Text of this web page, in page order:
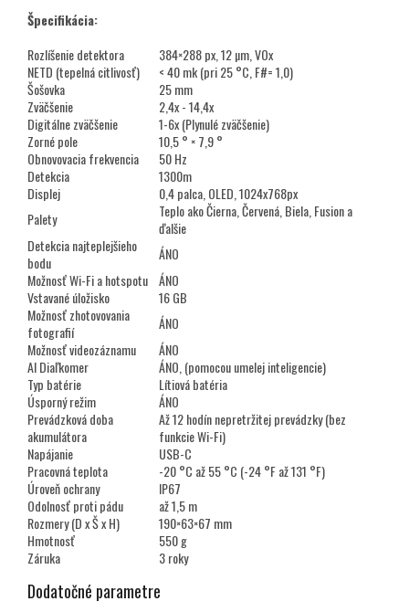
Špecifikácia:
Rozlíšenie detektora
384×288 px, 12 µm, VOx
NETD (tepelná citlivosť)
< 40 mk (pri 25 °C, F#= 1,0)
Šošovka
25 mm
Zväčšenie
2,4x - 14,4x
Digitálne zväčšenie
1-6x (Plynulé zväčšenie)
Zorné pole
10,5 ° × 7,9 °
Obnovovacia frekvencia
50 Hz
Detekcia
1300m
Displej
0,4 palca, OLED, 1024x768px
Palety
Teplo ako Čierna, Červená, Biela, Fusion a
ďalšie
Detekcia najteplejšieho
bodu
ÁNO
Možnosť Wi-Fi a hotspotu ÁNO
Vstavané úložisko
16 GB
Možnosť zhotovovania
fotografií
ÁNO
Možnosť videozáznamu
ÁNO
AI Diaľkomer
ÁNO, (pomocou umelej inteligencie)
Typ batérie
Lítiová batéria
Úsporný režim
ÁNO
Prevádzková doba
akumulátora
Až 12 hodín nepretržitej prevádzky (bez
funkcie Wi-Fi)
Napájanie
USB-C
Pracovná teplota
-20 °C až 55 °C (-24 °F až 131 °F)
Úroveň ochrany
IP67
Odolnosť proti pádu
až 1,5 m
Rozmery (D x Š x H)
190×63×67 mm
Hmotnosť
550 g
Záruka
3 roky
Dodatočné parametre